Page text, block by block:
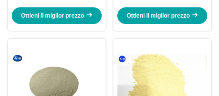
origine vegetale alta
Ottieni il miglior prezzo
condizionatore alcalino del suolo
Ottieni il miglior prezzo